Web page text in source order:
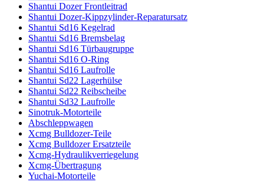
Shantui Dozer Frontleitrad
Shantui Dozer-Kippzylinder-Reparatursatz
Shantui Sd16 Kegelrad
Shantui Sd16 Bremsbelag
Shantui Sd16 Türbaugruppe
Shantui Sd16 O-Ring
Shantui Sd16 Laufrolle
Shantui Sd22 Lagerhülse
Shantui Sd22 Reibscheibe
Shantui Sd32 Laufrolle
Sinotruk-Motorteile
Abschleppwagen
Xcmg Bulldozer-Teile
Xcmg Bulldozer Ersatzteile
Xcmg-Hydraulikverriegelung
Xcmg-Übertragung
Yuchai-Motorteile